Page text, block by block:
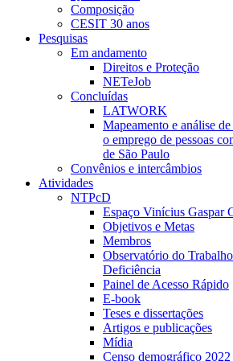
Composição
CESIT 30 anos
Pesquisas
Em andamento
Direitos e Proteção
NETeJob
Concluídas
LATWORK
Mapeamento e análise
o emprego de pessoas
de São Paulo
Convênios e intercâmbios
Atividades
NTPcD
Espaço Vinícius Gaspar
Objetivos e Metas
Membros
Observatório do
Deficiência
Painel de Acesso Rápido
E-book
Teses e dissertações
Artigos e publicações
Mídia
Censo demográfico 2022